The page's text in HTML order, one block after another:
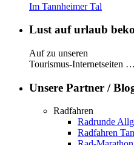
Im Tannheimer Tal
Lust auf urlaub
Auf zu unseren
Tourismus-Internetseiten …
Unsere Partner /
Radfahren
Radrunde
Radfahren